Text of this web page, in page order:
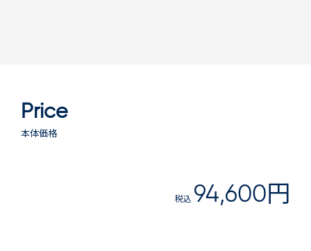
Price
本体価格
税込 94,600円